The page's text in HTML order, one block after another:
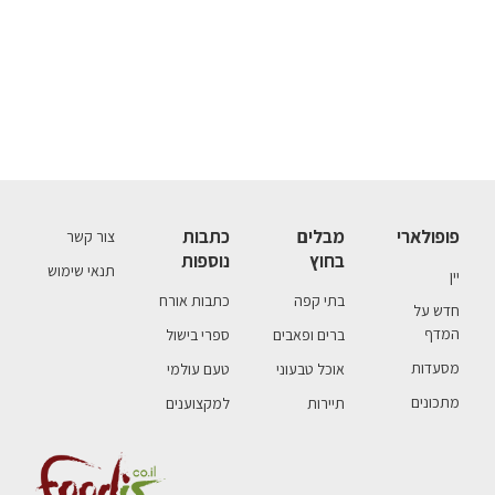
פופולארי
יין
חדש על
המדף
מסעדות
מתכונים
מבלים
בחוץ
בתי קפה
ברים ופאבים
אוכל טבעוני
תיירות
כתבות
נוספות
כתבות אורח
ספרי בישול
טעם עולמי
למקצוענים
צור קשר
תנאי שימוש